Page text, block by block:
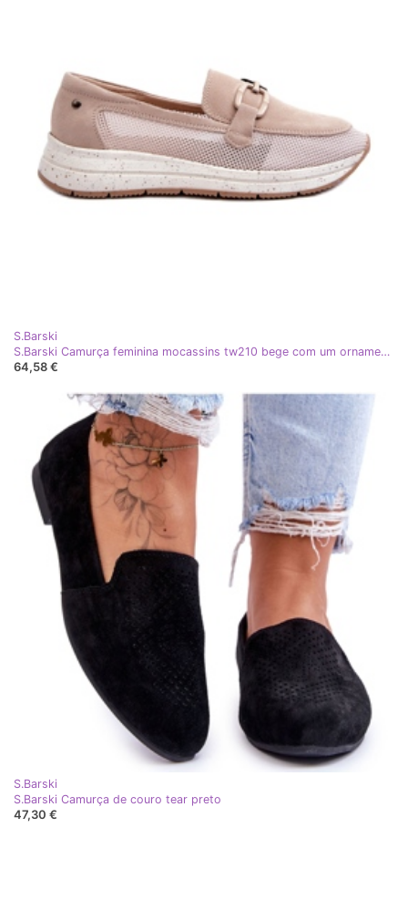
S.Barski
S.Barski Camurça feminina mocassins tw210 bege com um ornamento
64,58 €
S.Barski
S.Barski Camurça de couro tear preto
47,30 €